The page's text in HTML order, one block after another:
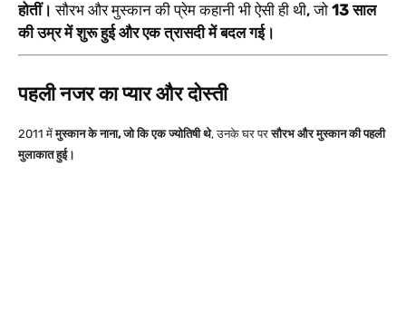
होतीं। सौरभ और मुस्कान की प्रेम कहानी भी ऐसी ही थी, जो 13 साल
की उम्र में शुरू हुई और एक त्रासदी में बदल गई।
पहली नजर का प्यार और दोस्ती
2011 मेंमुस्कान के नाना, जो कि एक ज्योतिषी थे, उनके घर परसौरभ और मुस्कान की पहली
मुलाकात हुई।